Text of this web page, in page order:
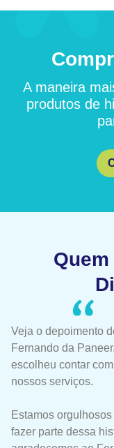
A maneira
produtos de
Veja o depoimento
Fernando da
escolheu contar
nossos serviços.
Estamos orgulhosos
fazer parte dessa